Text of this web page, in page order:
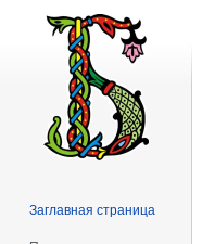
Заглавная страница